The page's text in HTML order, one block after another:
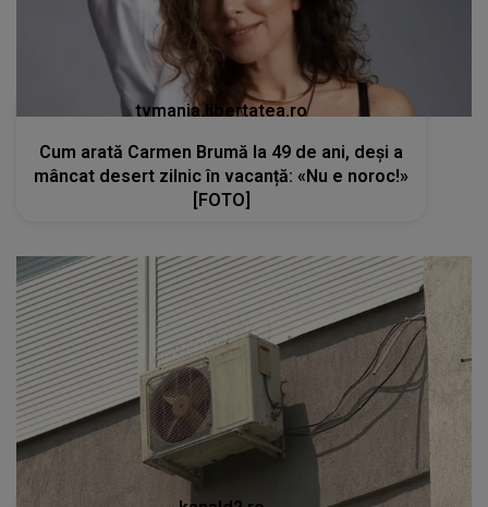
tvmania.libertatea.ro
Cum arată Carmen Brumă la 49 de ani, deși a
mâncat desert zilnic în vacanță: «Nu e noroc!»
[FOTO]